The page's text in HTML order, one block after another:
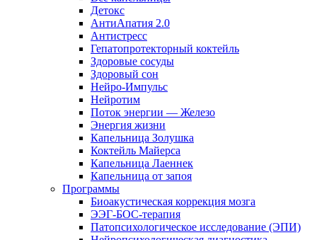
Детокс
АнтиАпатия 2.0
Антистресс
Гепатопротекторный коктейль
Здоровые сосуды
Здоровый сон
Нейро-Импульс
Нейротим
Поток энергии — Железо
Энергия жизни
Капельница Золушка
Коктейль Майерса
Капельница Лаеннек
Капельница от запоя
Программы
Биоакустическая коррекция мозга
ЭЭГ-БОС-терапия
Патопсихологическое исследование (ЭПИ)